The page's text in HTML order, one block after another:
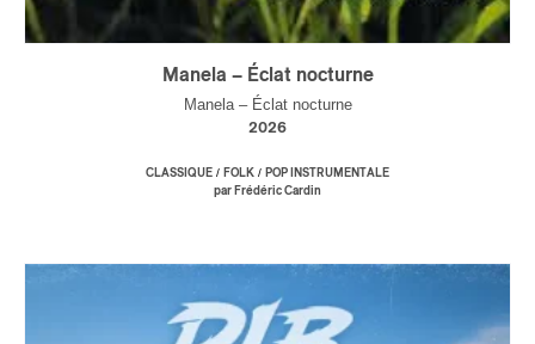
Manela – Éclat nocturne
Manela – Éclat nocturne
2026
CLASSIQUE / FOLK / POP INSTRUMENTALE
par Frédéric Cardin